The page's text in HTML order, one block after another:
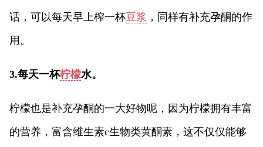
话，可以每天早上榨一杯豆浆 ，同样有补充孕酮的作
用。
3.每天一杯柠檬水。
柠檬也是补充孕酮的一大好物呢，因为柠檬拥有丰富
的营养，富含维生素c生物类黄酮素，这不仅仅能够